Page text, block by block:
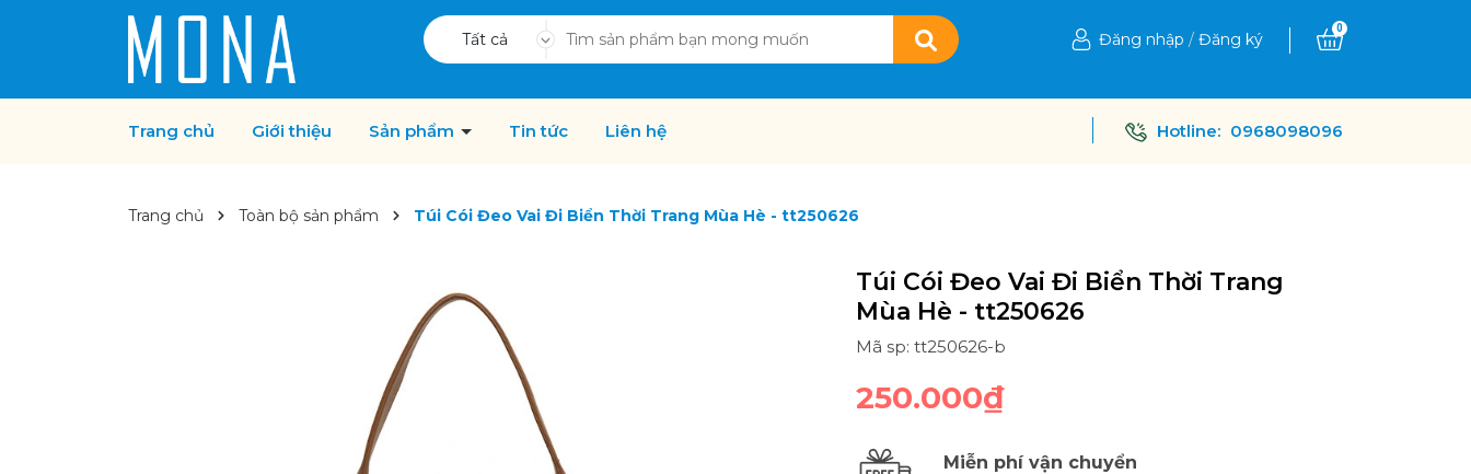
Tất cả Đăng nhập / Đăng ký
0
Trang chủ Giới thiệu Sản phẩm Tin tức Liên hệ Hotline: 0968098096
Trang chủ Toàn bộ sản phẩm Túi Cói Đeo Vai Đi Biển Thời Trang Mùa Hè - tt250626
Túi Cói Đeo Vai Đi Biển Thời Trang
Mùa Hè - tt250626
Mã sp: tt250626-b
250.000₫
Miễn phí vận chuyển